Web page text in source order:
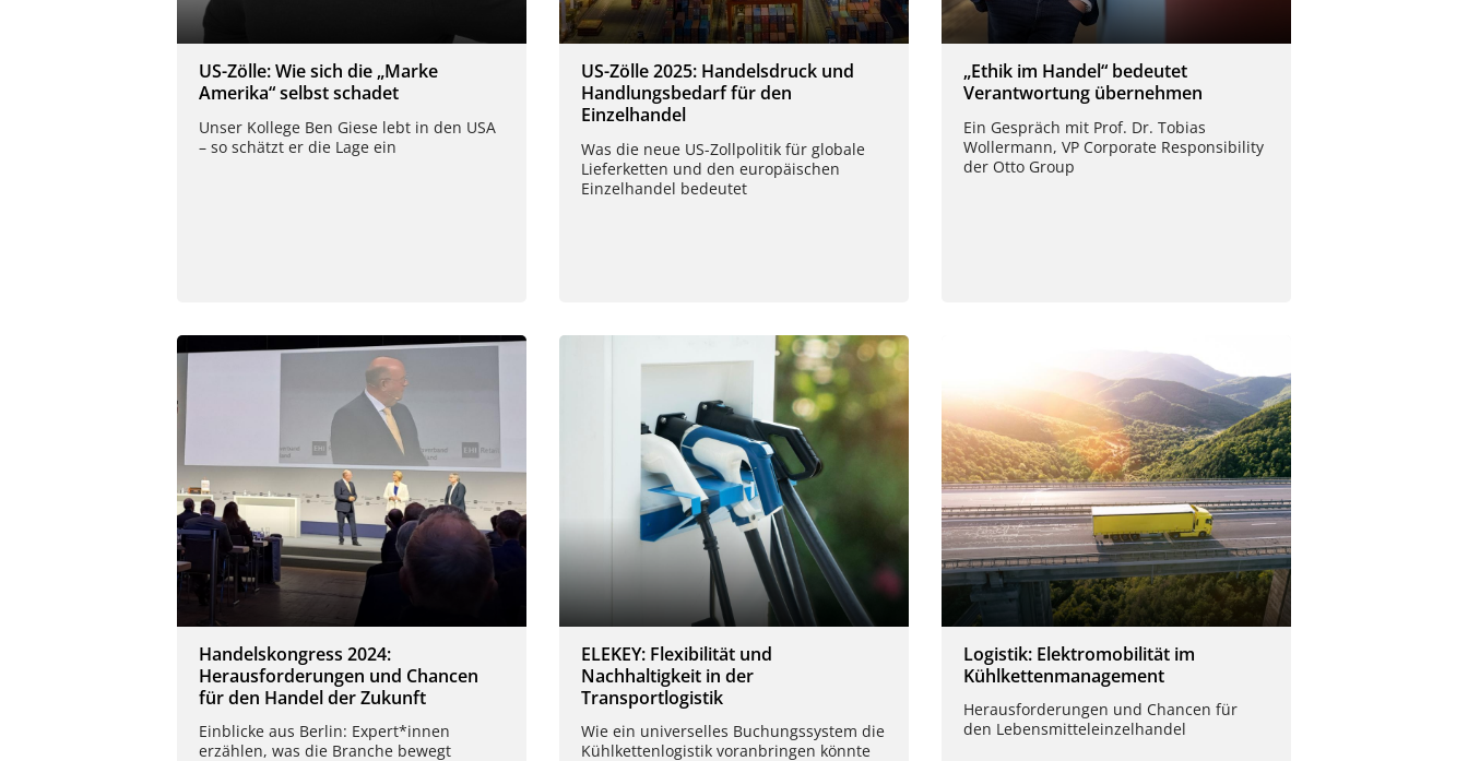
US-Zölle: Wie sich die „Marke
Amerika“ selbst schadet
Unser Kollege Ben Giese lebt in den USA
– so schätzt er die Lage ein
US-Zölle 2025: Handelsdruck und
Handlungsbedarf für den
Einzelhandel
Was die neue US-Zollpolitik für globale
Lieferketten und den europäischen
Einzelhandel bedeutet
„Ethik im Handel“ bedeutet
Verantwortung übernehmen
Ein Gespräch mit Prof. Dr. Tobias
Wollermann, VP Corporate Responsibility
der Otto Group
Handelskongress 2024:
Herausforderungen und Chancen
für den Handel der Zukunft
Einblicke aus Berlin: Expert*innen
erzählen, was die Branche bewegt
ELEKEY: Flexibilität und
Nachhaltigkeit in der
Transportlogistik
Wie ein universelles Buchungssystem die
Kühlkettenlogistik voranbringen könnte
Logistik: Elektromobilität im
Kühlkettenmanagement
Herausforderungen und Chancen für
den Lebensmitteleinzelhandel